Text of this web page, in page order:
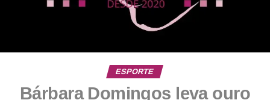
ESPORTE
Bárbara Domingos leva ouro